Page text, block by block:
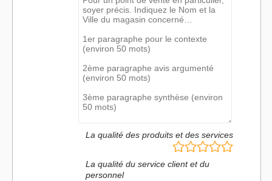
La qualité des produits et des services
La qualité du service client et du
personnel